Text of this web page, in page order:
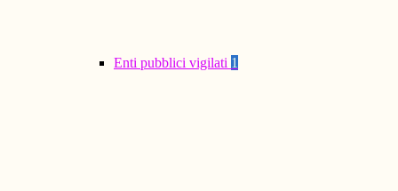
Enti pubblici vigilati 1